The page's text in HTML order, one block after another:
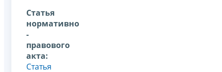
Статья
нормативно
-
правового
акта:
Статья